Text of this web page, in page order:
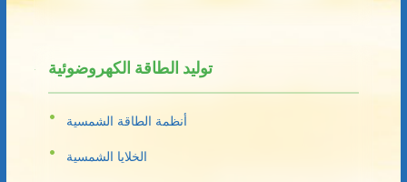
توليد الطاقة الكهروضوئية
أنظمة الطاقة الشمسية
الخلايا الشمسية